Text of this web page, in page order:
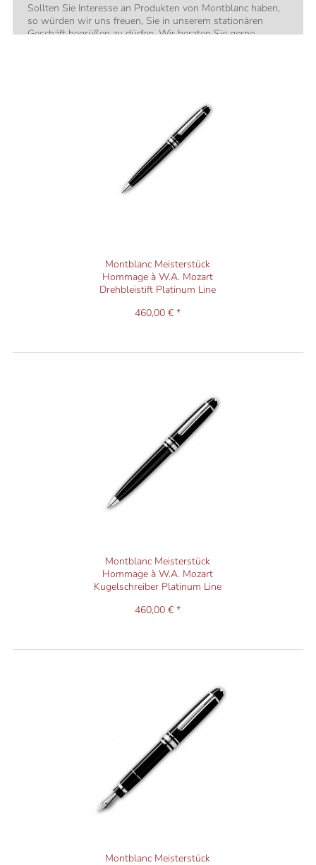
Sollten Sie Interesse an Produkten von Montblanc haben,
so würden wir uns freuen, Sie in unserem stationären
Geschäft begrüßen zu dürfen. Wir beraten Sie gerne.
Montblanc Meisterstück
Hommage à W.A. Mozart
Drehbleistift Platinum Line
460,00 € *
Montblanc Meisterstück
Hommage à W.A. Mozart
Kugelschreiber Platinum Line
460,00 € *
Montblanc Meisterstück